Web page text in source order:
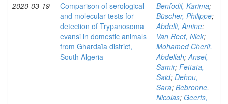
2020-03-19
Comparison of serological
and molecular tests for
detection of Trypanosoma
evansi in domestic animals
from Ghardaïa district,
South Algeria
Benfodil, Karima;
Büscher, Philippe;
Abdelli, Amine;
Van Reet, Nick;
Mohamed Cherif,
Abdellah;Ansel,
Samir; Fettata,
Said; Dehou,
Sara; Bebronne,
Nicolas; Geerts,